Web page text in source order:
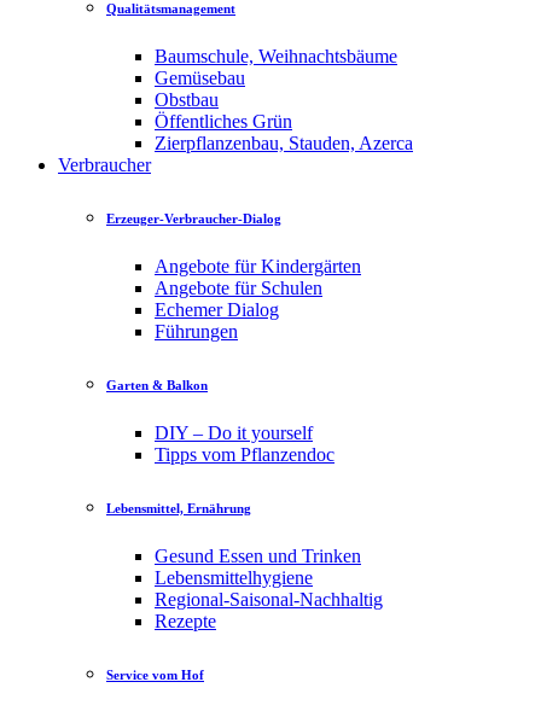
Qualitätsmanagement
Baumschule, Weihnachtsbäume
Gemüsebau
Obstbau
Öffentliches Grün
Zierpflanzenbau, Stauden, Azerca
Verbraucher
Erzeuger-Verbraucher-Dialog
Angebote für Kindergärten
Angebote für Schulen
Echemer Dialog
Führungen
Garten & Balkon
DIY – Do it yourself
Tipps vom Pflanzendoc
Lebensmittel, Ernährung
Gesund Essen und Trinken
Lebensmittelhygiene
Regional-Saisonal-Nachhaltig
Rezepte
Service vom Hof